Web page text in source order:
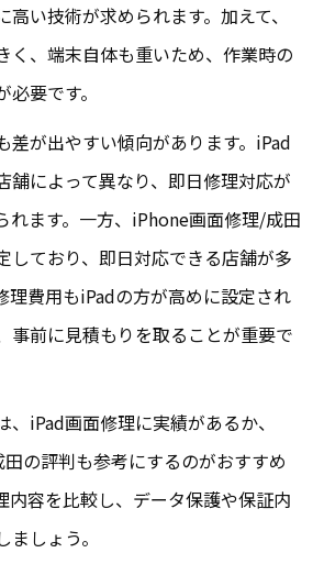
い技術が求められます。加えて、
く、端末自体も重いため、作業時の
要です。
差が出やすい傾向があります。iPad
舗によって異なり、即日修理対応が
れます。一方、iPhone画面修理/成田
しており、即日対応できる店舗が多
理費用もiPadの方が高めに設定され
事前に見積もりを取ることが重要で
iPad画面修理に実績があるか、
の評判も参考にするのがおすすめ
内容を比較し、データ保護や保証内
しょう。